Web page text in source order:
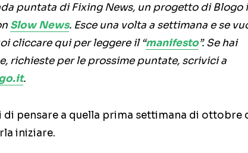
puntata di Fixing News, un progetto di Blogo
Slow News. Esce una volta a settimana e se
cliccare qui per leggere il “manifesto”. Se hai
richieste per le prossime puntate, scrivici a
.
di pensare a quella prima settimana di ottobre
iniziare.